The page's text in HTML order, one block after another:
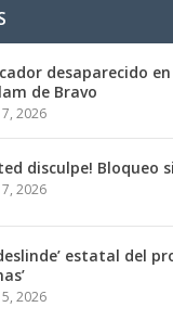
desaparecido
de Bravo
2026
disculpe! Bloqueo
2026
estatal del
2026